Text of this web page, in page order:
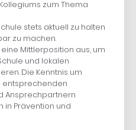
zum Thema
stets aktuell zu halten
zu machen.
Mittlerposition aus, um
und lokalen
Die Kenntnis um
entsprechenden
Ansprechpartnern
in Prävention und